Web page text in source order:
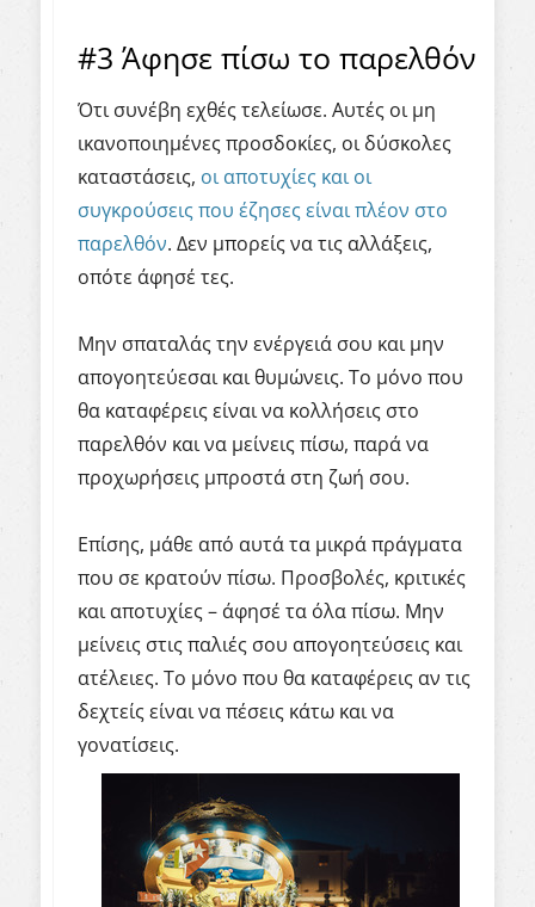
#3 Άφησε πίσω το παρελθόν
Ότι συνέβη εχθές τελείωσε. Αυτές οι μη
ικανοποιημένες προσδοκίες, οι δύσκολες
καταστάσεις, οι αποτυχίες και οι
συγκρούσεις που έζησες είναι πλέον στο
παρελθόν. Δεν μπορείς να τις αλλάξεις,
οπότε άφησέ τες.
Μην σπαταλάς την ενέργειά σου και μην
απογοητεύεσαι και θυμώνεις. Το μόνο που
θα καταφέρεις είναι να κολλήσεις στο
παρελθόν και να μείνεις πίσω, παρά να
προχωρήσεις μπροστά στη ζωή σου.
Επίσης, μάθε από αυτά τα μικρά πράγματα
που σε κρατούν πίσω. Προσβολές, κριτικές
και αποτυχίες – άφησέ τα όλα πίσω. Μην
μείνεις στις παλιές σου απογοητεύσεις και
ατέλειες. Το μόνο που θα καταφέρεις αν τις
δεχτείς είναι να πέσεις κάτω και να
γονατίσεις.